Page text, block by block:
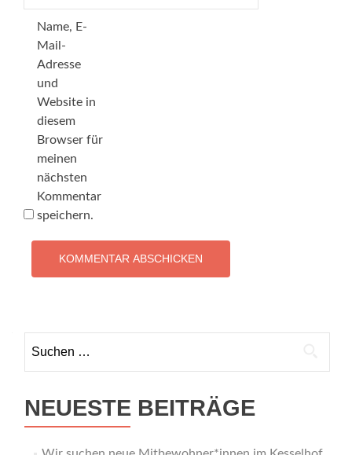
Name, E-
Mail-
Adresse
und
Website in
diesem
Browser für
meinen
nächsten
Kommentar
speichern.
nach:
NEUESTE BEITRÄGE